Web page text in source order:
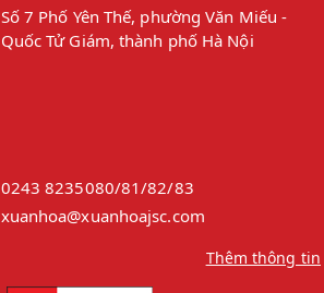
Số 7 Phố Yên Thế, phường Văn Miếu -
Quốc Tử Giám, thành phố Hà Nội
0243 8235080/81/82/83
xuanhoa@xuanhoajsc.com
Thêm thông tin